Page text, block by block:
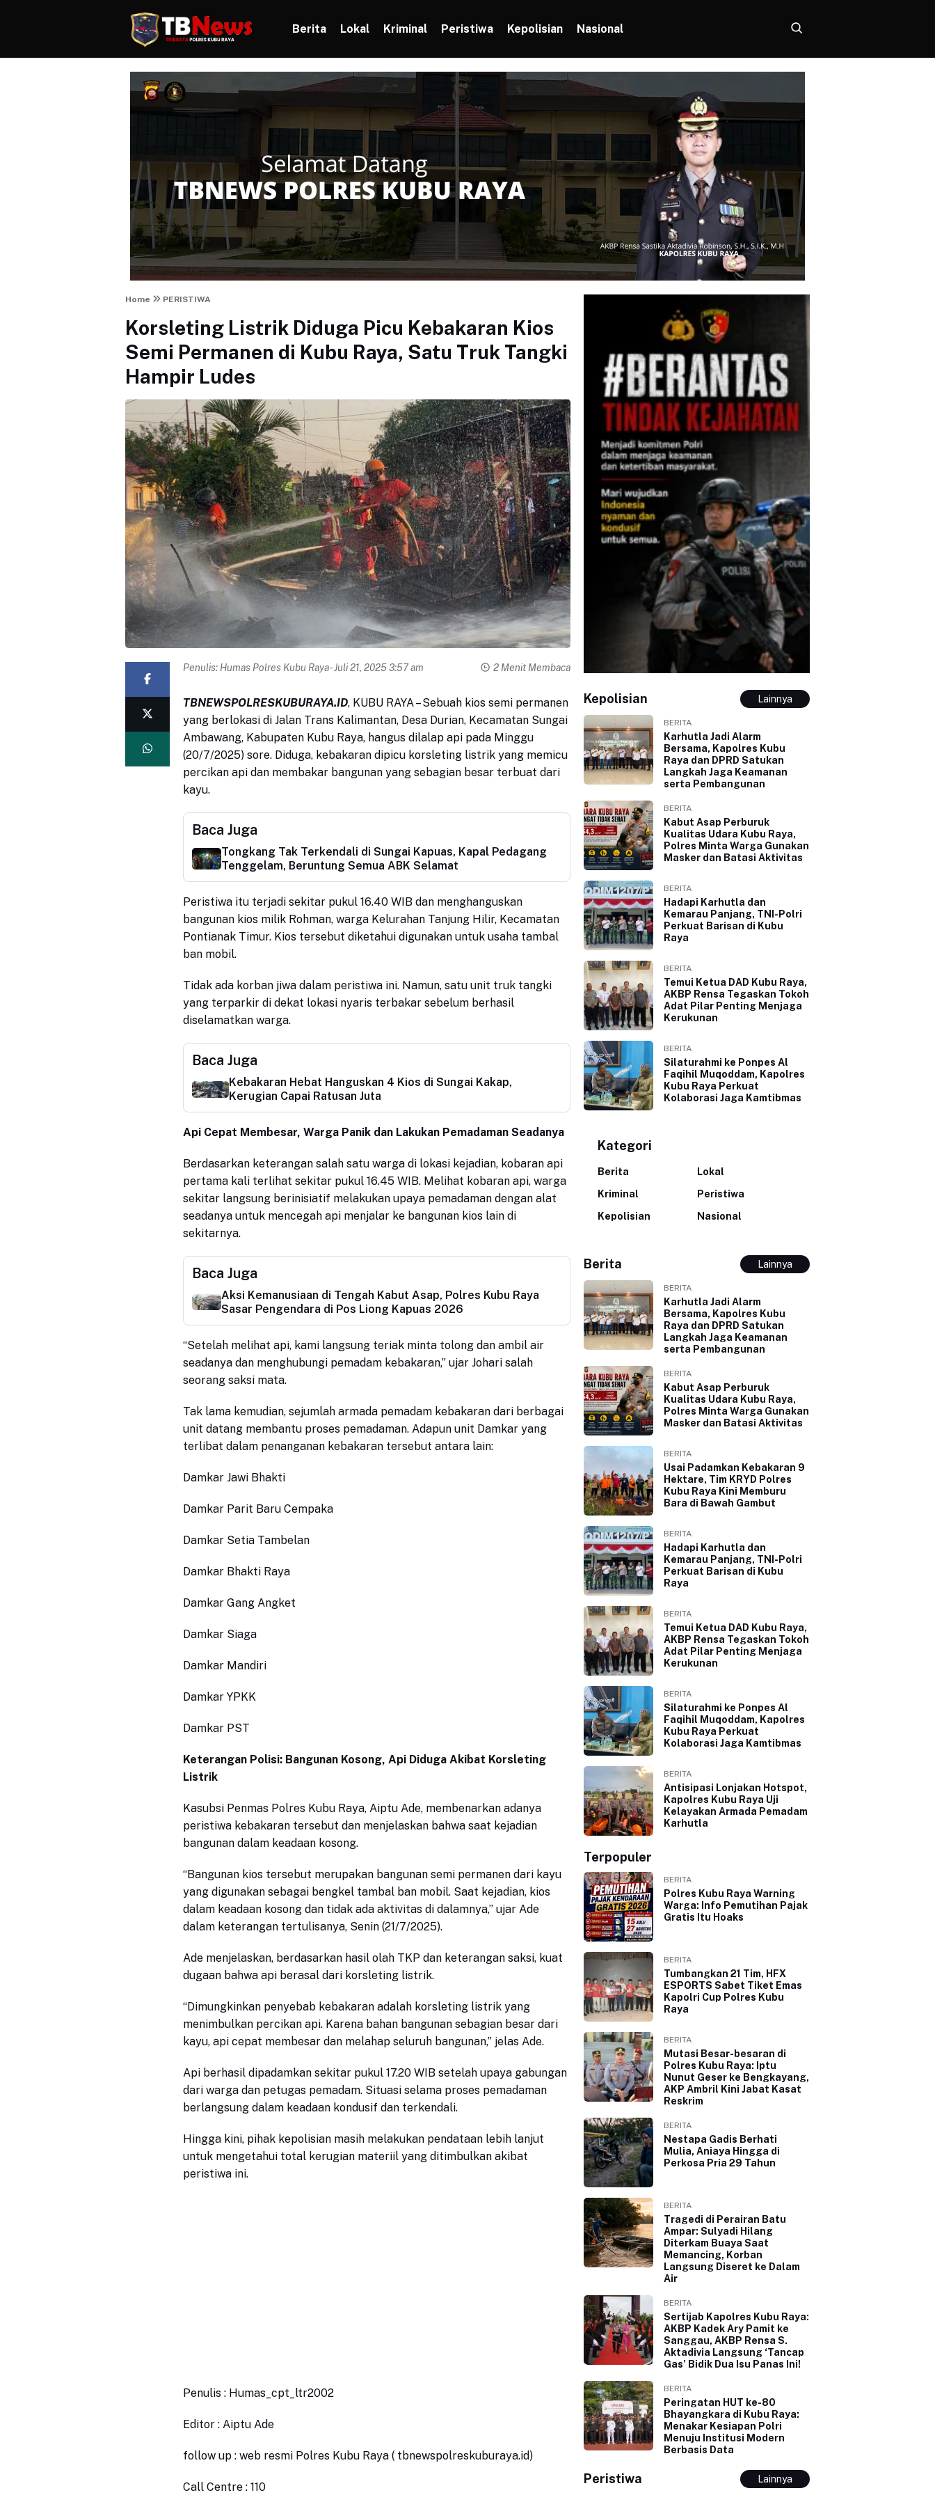
Berita Lokal Kriminal Peristiwa Kepolisian Nasional
Home PERISTIWA
Korsleting Listrik Diduga Picu Kebakaran Kios
Semi Permanen di Kubu Raya, Satu Truk Tangki
Hampir Ludes
Penulis: Humas Polres Kubu Raya- Juli 21, 2025 3:57 am 2 Menit Membaca
TBNEWSPOLRESKUBURAYA.ID, KUBU RAYA– Sebuah kios semi permanen
yang berlokasi di Jalan Trans Kalimantan, Desa Durian, Kecamatan Sungai
Ambawang, Kabupaten Kubu Raya, hangus dilalap api pada Minggu
(20/7/2025) sore. Diduga, kebakaran dipicu korsleting listrik yang memicu
percikan api dan membakar bangunan yang sebagian besar terbuat dari
kayu.
Baca Juga
Tongkang Tak Terkendali di Sungai Kapuas, Kapal Pedagang
Tenggelam, Beruntung Semua ABK Selamat
Peristiwa itu terjadi sekitar pukul 16.40 WIB dan menghanguskan
bangunan kios milik Rohman, warga Kelurahan Tanjung Hilir, Kecamatan
Pontianak Timur. Kios tersebut diketahui digunakan untuk usaha tambal
ban mobil.
Tidak ada korban jiwa dalam peristiwa ini. Namun, satu unit truk tangki
yang terparkir di dekat lokasi nyaris terbakar sebelum berhasil
diselamatkan warga.
Baca Juga
Kebakaran Hebat Hanguskan 4 Kios di Sungai Kakap,
Kerugian Capai Ratusan Juta
Api Cepat Membesar, Warga Panik dan Lakukan Pemadaman Seadanya
Berdasarkan keterangansalah satu wargadi lokasi kejadian, kobaran api
pertama kali terlihat sekitar pukul 16.45 WIB. Melihat kobaran api, warga
sekitar langsung berinisiatif melakukan upaya pemadaman dengan alat
seadanya untuk mencegah api menjalar ke bangunan kios lain di
sekitarnya.
Baca Juga
Aksi Kemanusiaan di Tengah Kabut Asap, Polres Kubu Raya
Sasar Pengendara di Pos Liong Kapuas 2026
“Setelah melihat api, kami langsung teriak minta tolong dan ambil air
seadanya dan menghubungi pemadam kebakaran,” ujar Joharisalah
seorang saksi mata.
Tak lama kemudian, sejumlah armada pemadam kebakaran dari berbagai
unit datang membantu proses pemadaman. Adapun unit Damkar yang
terlibat dalam penanganan kebakaran tersebut antara lain:
Damkar Jawi Bhakti
Damkar Parit Baru Cempaka
Damkar Setia Tambelan
Damkar Bhakti Raya
Damkar Gang Angket
Damkar Siaga
Damkar Mandiri
Damkar YPKK
Damkar PST
Keterangan Polisi: Bangunan Kosong, Api Diduga Akibat Korsleting
Listrik
Kasubsi Penmas Polres Kubu Raya, Aiptu Ade, membenarkan adanya
peristiwa kebakaran tersebut dan menjelaskan bahwa saat kejadian
bangunan dalam keadaan kosong.
“Bangunan kios tersebut merupakan bangunan semi permanen dari kayu
yang digunakan sebagai bengkel tambal ban mobil. Saat kejadian, kios
dalam keadaan kosong dan tidak ada aktivitas di dalamnya,” ujar Ade
dalam keterangan tertulisanya, Senin (21/7/2025).
Ade menjelaskan, berdasarkan hasil olah TKP dan keterangan saksi, kuat
dugaan bahwa api berasal dari korsleting listrik.
“Dimungkinkan penyebab kebakaran adalah korsleting listrik yang
menimbulkan percikan api. Karena bahan bangunan sebagian besar dari
kayu, api cepat membesar dan melahap seluruh bangunan,” jelas Ade.
Api berhasil dipadamkan sekitar pukul 17.20 WIB setelah upaya gabungan
dari warga dan petugas pemadam. Situasi selama proses pemadaman
berlangsung dalam keadaan kondusif dan terkendali.
Hingga kini, pihak kepolisian masih melakukan pendataan lebih lanjut
untuk mengetahui total kerugian materiil yang ditimbulkan akibat
peristiwa ini.
Penulis : Humas_cpt_ltr2002
Editor : Aiptu Ade
follow up : web resmi Polres Kubu Raya ( tbnewspolreskuburaya.id)
Call Centre : 110
Kepolisian Lainnya
BERITA
Karhutla Jadi Alarm
Bersama, Kapolres Kubu
Raya dan DPRD Satukan
Langkah Jaga Keamanan
serta Pembangunan
BERITA
Kabut Asap Perburuk
Kualitas Udara Kubu Raya,
Polres Minta Warga Gunakan
Masker dan Batasi Aktivitas
BERITA
Hadapi Karhutla dan
Kemarau Panjang, TNI-Polri
Perkuat Barisan di Kubu
Raya
BERITA
Temui Ketua DAD Kubu Raya,
AKBP Rensa Tegaskan Tokoh
Adat Pilar Penting Menjaga
Kerukunan
BERITA
Silaturahmi ke Ponpes Al
Faqihil Muqoddam, Kapolres
Kubu Raya Perkuat
Kolaborasi Jaga Kamtibmas
Kategori
Berita
Lokal
Kriminal
Peristiwa
Kepolisian
Nasional
Berita Lainnya
BERITA
Karhutla Jadi Alarm
Bersama, Kapolres Kubu
Raya dan DPRD Satukan
Langkah Jaga Keamanan
serta Pembangunan
BERITA
Kabut Asap Perburuk
Kualitas Udara Kubu Raya,
Polres Minta Warga Gunakan
Masker dan Batasi Aktivitas
BERITA
Usai Padamkan Kebakaran 9
Hektare, Tim KRYD Polres
Kubu Raya Kini Memburu
Bara di Bawah Gambut
BERITA
Hadapi Karhutla dan
Kemarau Panjang, TNI-Polri
Perkuat Barisan di Kubu
Raya
BERITA
Temui Ketua DAD Kubu Raya,
AKBP Rensa Tegaskan Tokoh
Adat Pilar Penting Menjaga
Kerukunan
BERITA
Silaturahmi ke Ponpes Al
Faqihil Muqoddam, Kapolres
Kubu Raya Perkuat
Kolaborasi Jaga Kamtibmas
BERITA
Antisipasi Lonjakan Hotspot,
Kapolres Kubu Raya Uji
Kelayakan Armada Pemadam
Karhutla
Terpopuler
BERITA
Polres Kubu Raya Warning
Warga: Info Pemutihan Pajak
Gratis Itu Hoaks
BERITA
Tumbangkan 21 Tim, HFX
ESPORTS Sabet Tiket Emas
Kapolri Cup Polres Kubu
Raya
BERITA
Mutasi Besar-besaran di
Polres Kubu Raya: Iptu
Nunut Geser ke Bengkayang,
AKP Ambril Kini Jabat Kasat
Reskrim
BERITA
Nestapa Gadis Berhati
Mulia, Aniaya Hingga di
Perkosa Pria 29 Tahun
BERITA
Tragedi di Perairan Batu
Ampar: Sulyadi Hilang
Diterkam Buaya Saat
Memancing, Korban
Langsung Diseret ke Dalam
Air
BERITA
Sertijab Kapolres Kubu Raya:
AKBP Kadek Ary Pamit ke
Sanggau, AKBP Rensa S.
Aktadivia Langsung ‘Tancap
Gas’ Bidik Dua Isu Panas Ini!
BERITA
Peringatan HUT ke-80
Bhayangkara di Kubu Raya:
Menakar Kesiapan Polri
Menuju Institusi Modern
Berbasis Data
Peristiwa Lainnya